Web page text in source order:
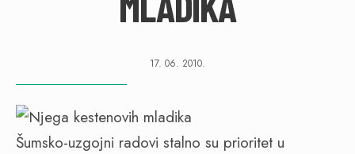
17. 06. 2010.
Šumsko-uzgojni radovi stalno su prioritet u